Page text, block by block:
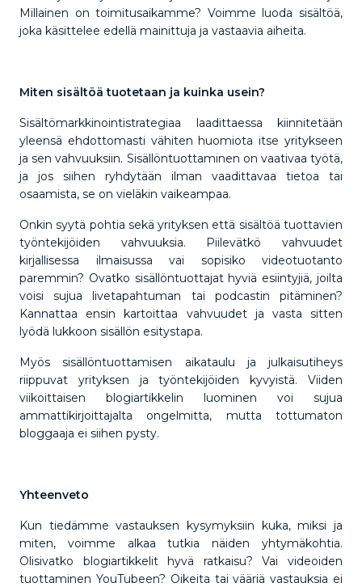
Millainen on toimitusaikamme? Voimme luoda sisältöä,
joka käsittelee edellä mainittuja ja vastaavia aiheita.
Miten sisältöä tuotetaan ja kuinka usein?
Sisältömarkkinointistrategiaa laadittaessa kiinnitetään
yleensä ehdottomasti vähiten huomiota itse yritykseen
ja sen vahvuuksiin. Sisällöntuottaminen on vaativaa työtä,
ja jos siihen ryhdytään ilman vaadittavaa tietoa tai
osaamista, se on vieläkin vaikeampaa.
Onkin syytä pohtia sekä yrityksen että sisältöä tuottavien
työntekijöiden vahvuuksia. Piilevätkö vahvuudet
kirjallisessa ilmaisussa vai sopisiko videotuotanto
paremmin? Ovatko sisällöntuottajat hyviä esiintyjiä, joilta
voisi sujua livetapahtuman tai podcastin pitäminen?
Kannattaa ensin kartoittaa vahvuudet ja vasta sitten
lyödä lukkoon sisällön esitystapa.
Myös sisällöntuottamisen aikataulu ja julkaisutiheys
riippuvat yrityksen ja työntekijöiden kyvyistä. Viiden
viikoittaisen blogiartikkelin luominen voi sujua
ammattikirjoittajalta ongelmitta, mutta tottumaton
bloggaaja ei siihen pysty.
Yhteenveto
Kun tiedämme vastauksen kysymyksiin kuka, miksi ja
miten, voimme alkaa tutkia näiden yhtymäkohtia.
Olisivatko blogiartikkelit hyvä ratkaisu? Vai videoiden
tuottaminen YouTubeen? Oikeita tai vääriä vastauksia ei